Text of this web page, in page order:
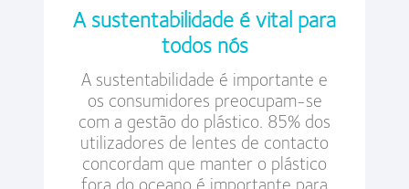
A sustentabilidade é vital para
todos nós
A sustentabilidade é importante e
os consumidores preocupam-se
com a gestão do plástico. 85% dos
utilizadores de lentes de contacto
concordam que manter o plástico
fora do oceano é importante para